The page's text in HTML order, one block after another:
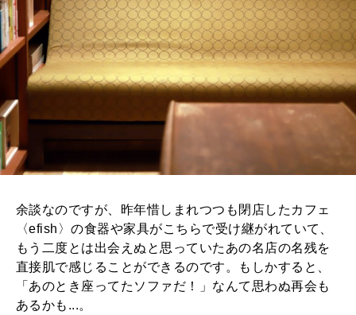
余談なのですが、昨年惜しまれつつも閉店したカフェ
〈efish〉の食器や家具がこちらで受け継がれていて、
もう二度とは出会えぬと思っていたあの名店の名残を
直接肌で感じることができるのです。もしかすると、
「あのとき座ってたソファだ！」なんて思わぬ再会も
あるかも...。